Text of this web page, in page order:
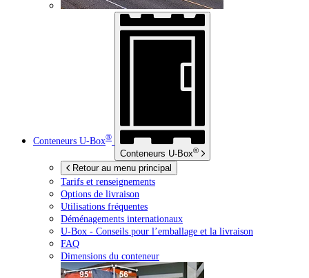
Conteneurs U-Box®
Conteneurs U-Box®
Retour au menu principal
Tarifs et renseignements
Options de livraison
Utilisations fréquentes
Déménagements internationaux
U-Box - Conseils pour l’emballage et la livraison
FAQ
Dimensions du conteneur